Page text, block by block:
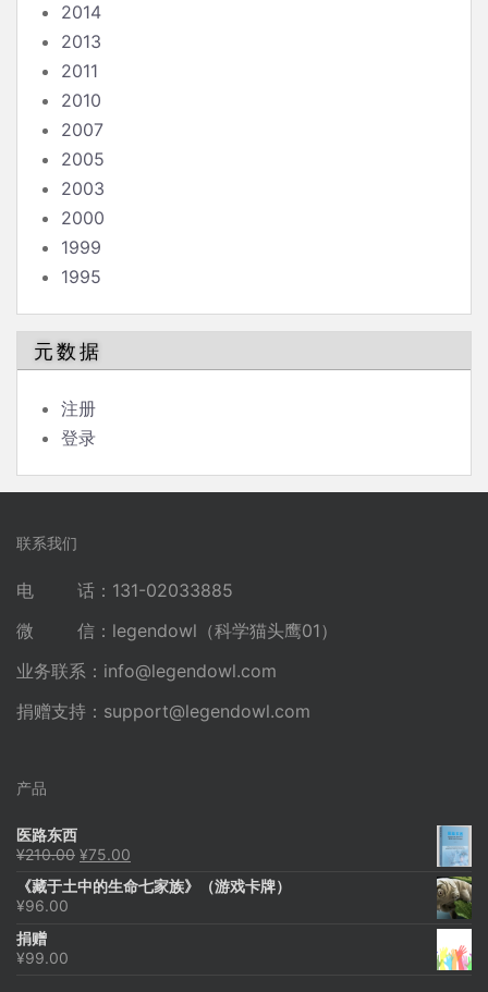
2014
2013
2011
2010
2007
2005
2003
2000
1999
1995
元数据
注册
登录
联系我们
电 话：131-02033885
微 信：legendowl（科学猫头鹰01）
业务联系： info@legendowl.com
捐赠支持： support@legendowl.com
产品
医路东西
¥210.00 原
为：
¥75.00
价
《藏于土中的生命七家族》（游戏卡牌）
¥96.00
捐赠
¥99.00